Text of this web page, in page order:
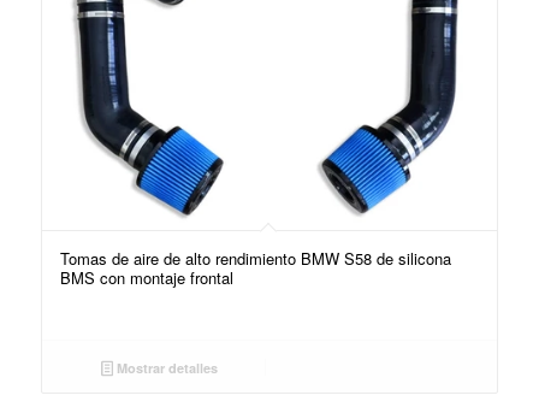
Tomas de aire de alto rendimiento BMW S58 de silicona
BMS con montaje frontal
Mostrar detalles